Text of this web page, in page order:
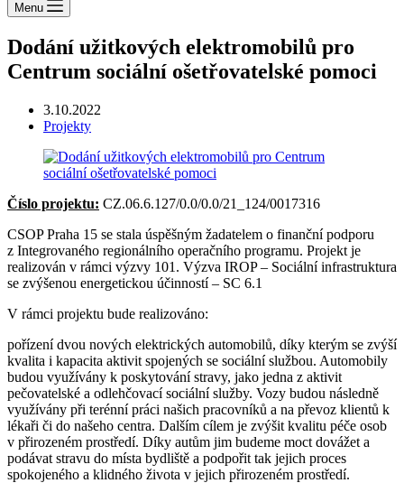
Menu
Dodání užitkových elektromobilů pro
Centrum sociální ošetřovatelské pomoci
3.10.2022
Projekty
Číslo projektu: CZ.06.6.127/0.0/0.0/21_124/0017316
CSOP Praha 15 se stala úspěšným žadatelem o finanční podporu
z Integrovaného regionálního operačního programu. Projekt je
realizován v rámci výzvy 101. Výzva IROP – Sociální infrastruktura
se zvýšenou energetickou účinností – SC 6.1
V rámci projektu bude realizováno:
pořízení dvou nových elektrických automobilů, díky kterým se zvýší
kvalita i kapacita aktivit spojených se sociální službou. Automobily
budou využívány k poskytování stravy, jako jedna z aktivit
pečovatelské a odlehčovací sociální služby. Vozy budou následně
využívány při terénní práci našich pracovníků a na převoz klientů k
lékaři či do našeho centra. Dalším cílem je zvýšit kvalitu péče osob
v přirozeném prostředí. Díky autům jim budeme moct dovážet a
podávat stravu do místa bydliště a podpořit tak jejich proces
spokojeného a klidného života v jejich přirozeném prostředí.